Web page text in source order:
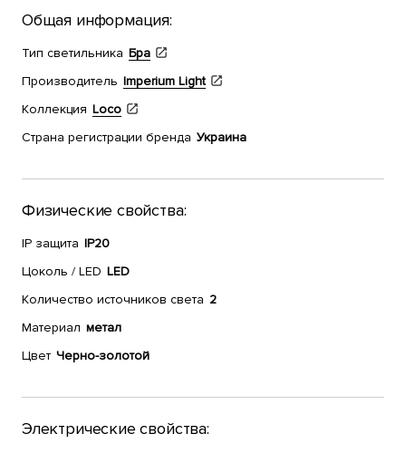
Общая информация:
Тип светильника Бра
Производитель Imperium Light
Коллекция Loco
Страна регистрации бренда Украина
Физические свойства:
IP защита IP20
Цоколь / LED LED
Количество источников света 2
Материал метал
Цвет Черно-золотой
Электрические свойства: